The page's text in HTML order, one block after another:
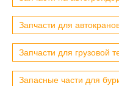
Запчасти для
Запчасти для грузовой
Запасные части для